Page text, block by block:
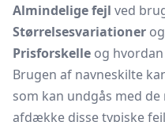
Almindelige fejl ved
Størrelsesvariationer
Prisforskelle og
Brugen af navneskilte
som kan undgås med
afdække disse typiske